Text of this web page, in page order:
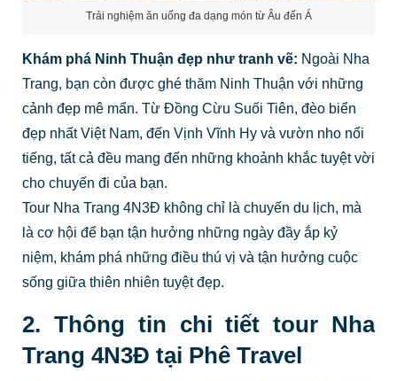
Trải nghiệm ăn uống đa dạng món từ Âu đến Á
Khám phá Ninh Thuận đẹp như tranh vẽ: Ngoài Nha
Trang, bạn còn được ghé thăm Ninh Thuận với những
cảnh đẹp mê mẩn. Từ Đồng Cừu Suối Tiên, đèo biển
đẹp nhất Việt Nam, đến Vịnh Vĩnh Hy và vườn nho nổi
tiếng, tất cả đều mang đến những khoảnh khắc tuyệt vời
cho chuyến đi của bạn.
Tour Nha Trang 4N3Đ không chỉ là chuyến du lịch, mà
là cơ hội để bạn tận hưởng những ngày đầy ắp kỷ
niệm, khám phá những điều thú vị và tận hưởng cuộc
sống giữa thiên nhiên tuyệt đẹp.
2. Thông tin chi tiết tour Nha
Trang 4N3Đ tại Phê Travel